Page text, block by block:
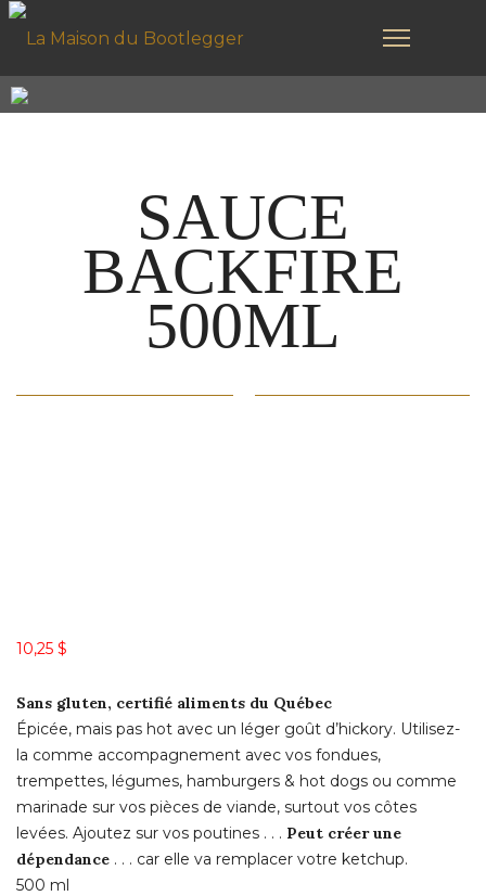
SAUCE
BACKFIRE
500ML
10,25 $
Sans gluten, certifié aliments du Québec
Épicée, mais pas hot avec un léger goût d’hickory. Utilisez-
la comme accompagnement avec vos fondues,
trempettes, légumes, hamburgers & hot dogs ou comme
marinade sur vos pièces de viande, surtout vos côtes
levées. Ajoutez sur vos poutines . . . Peut créer une
dépendance . . . car elle va remplacer votre ketchup.
500 ml